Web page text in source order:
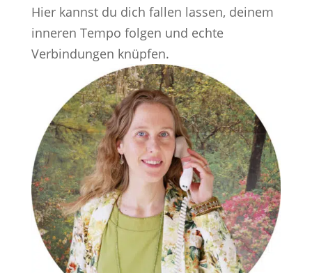
Hier kannst du dich fallen lassen, deinem
inneren Tempo folgen und echte
Verbindungen knüpfen.